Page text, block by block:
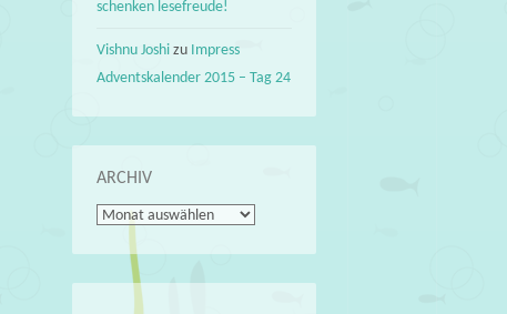
schenken lesefreude!
Vishnu Joshi zu Impress
Adventskalender 2015 – Tag 24
ARCHIV
Archiv